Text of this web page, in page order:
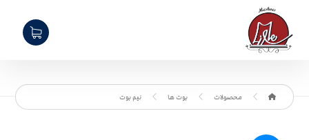
محصولات بوت ها نیم بوت